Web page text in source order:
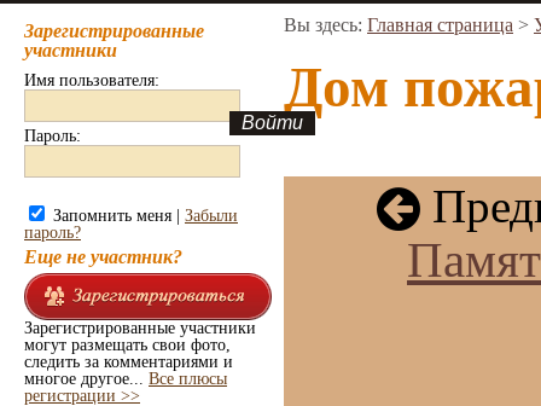
Зарегистрированные
участники
Имя пользователя:
Пароль:
Запомнить меня | Забыли
пароль?
Еще не участник?
Зарегистрированные участники
могут размещать свои фото,
следить за комментариями и
многое другое... Все плюсы
регистрации >>
Вы здесь: Главная страница >
Дом